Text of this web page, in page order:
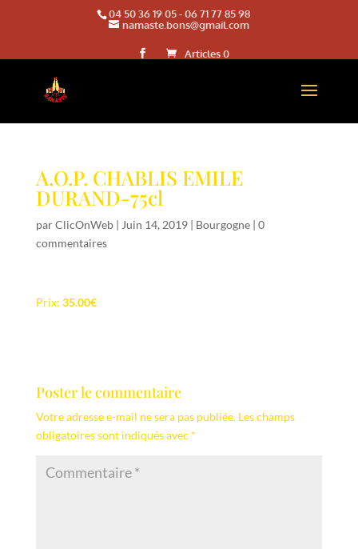
04 50 36 19 05-06 71 77 85 98
namaste.bons@gmail.com
Articles 0
A.O.P. CHABLIS EMILE
DURAND-75cl
parClicOnWeb| Juin 14, 2019| Bourgogne| 0
commentaires
Prix: 35.00€
Poster le commentaire
Votre adresse e-mail ne sera pas publiée. Les champs
obligatoires sont indiqués avec *